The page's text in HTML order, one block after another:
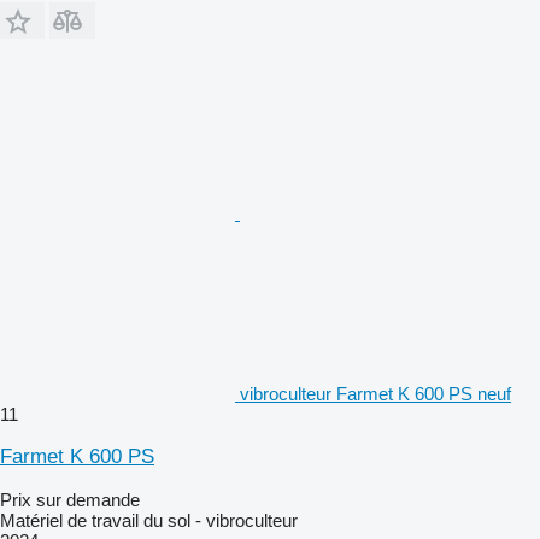
vibroculteur Farmet K 600 PS neuf
11
Farmet K 600 PS
Prix sur demande
Matériel de travail du sol - vibroculteur